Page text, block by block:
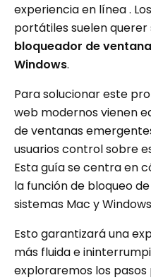
experiencia en línea .
portátiles suelen querer
bloqueador de
Windows.
Para solucionar este
web modernos vienen
de ventanas
usuarios control sobre
Esta guía se centra en
la función de bloqueo
sistemas Mac y
Esto garantizará una
más fluida e
exploraremos los